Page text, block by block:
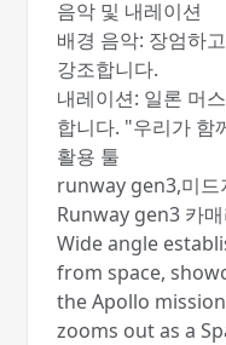
음악 및 내레이션
배경 음악: 장엄하
강조합니다.
내레이션: 일론 머
합니다. "우리가 함
활용 툴
runway gen3,미드
Runway gen3 카
Wide angle
from space,
the Apollo
zooms out as a